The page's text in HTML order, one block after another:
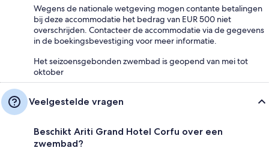
Wegens de nationale wetgeving mogen contante betalingen
bij deze accommodatie het bedrag van EUR 500 niet
overschrijden. Contacteer de accommodatie via de gegevens
in de boekingsbevestiging voor meer informatie.
Het seizoensgebonden zwembad is geopend van mei tot
oktober
Veelgestelde vragen
Beschikt Ariti Grand Hotel Corfu over een
zwembad?